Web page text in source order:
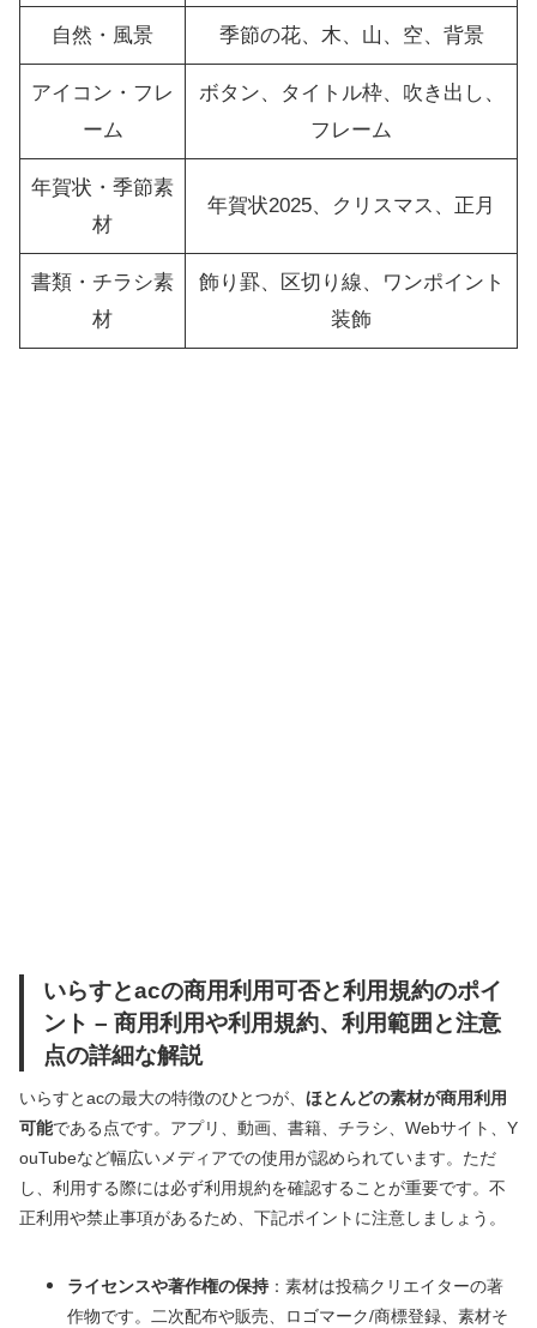
自然・風景 季節の花、木、山、空、背景
アイコン・フレ
ーム
ボタン、タイトル枠、吹き出し、
フレーム
年賀状・季節素
材
年賀状2025、クリスマス、正月
書類・チラシ素
材
飾り罫、区切り線、ワンポイント
装飾
いらすとacの商用利用可否と利用規約のポイ
ント – 商用利用や利用規約、利用範囲と注意
点の詳細な解説
いらすとacの最大の特徴のひとつが、 ほとんどの素材が商用利用
可能である点です。アプリ、動画、書籍、チラシ、Webサイト、Y
ouTubeなど幅広いメディアでの使用が認められています。ただ
し、利用する際には必ず利用規約を確認することが重要です。不
正利用や禁止事項があるため、下記ポイントに注意しましょう。
ライセンスや著作権の保持 ：素材は投稿クリエイターの著
作物です。二次配布や販売、ロゴマーク/商標登録、素材そ